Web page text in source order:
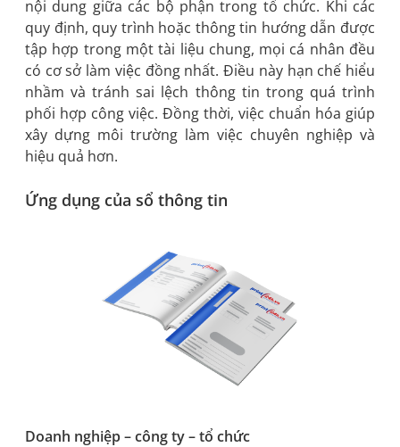
nội dung giữa các bộ phận trong tổ chức. Khi các
quy định, quy trình hoặc thông tin hướng dẫn được
tập hợp trong một tài liệu chung, mọi cá nhân đều
có cơ sở làm việc đồng nhất. Điều này hạn chế hiểu
nhầm và tránh sai lệch thông tin trong quá trình
phối hợp công việc. Đồng thời, việc chuẩn hóa giúp
xây dựng môi trường làm việc chuyên nghiệp và
hiệu quả hơn.
Ứng dụng của sổ thông tin
Doanh nghiệp – công ty – tổ chức